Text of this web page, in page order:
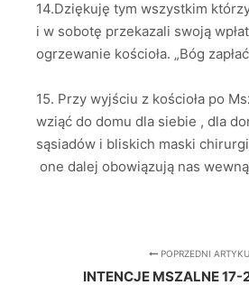
14.Dziękuję tym wszystkim
i w sobotę przekazali swoją
ogrzewanie kościoła. „Bóg
15. Przy wyjściu z kościoła po
wziąć do domu dla siebie , dla
sąsiadów i bliskich maski
one dalej obowiązują nas
POPRZEDNI
INTENCJE MSZALNE 17-